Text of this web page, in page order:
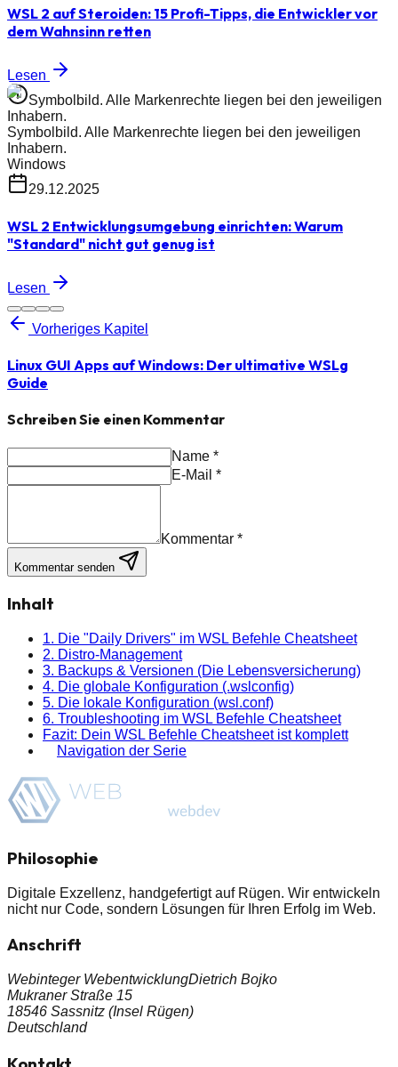
WSL 2 auf Steroiden: 15 Profi-Tipps, die Entwickler vor
dem Wahnsinn retten
Lesen
Symbolbild. Alle Markenrechte liegen bei den jeweiligen
Inhabern.
Symbolbild. Alle Markenrechte liegen bei den jeweiligen
Inhabern.
Windows
29.12.2025
WSL 2 Entwicklungsumgebung einrichten: Warum
"Standard" nicht gut genug ist
Lesen
Vorheriges Kapitel
Linux GUI Apps auf Windows: Der ultimative WSLg
Guide
Schreiben Sie einen Kommentar
Name *
E-Mail *
Kommentar *
Kommentar senden
Inhalt
1. Die "Daily Drivers" im WSL Befehle Cheatsheet
2. Distro-Management
3. Backups & Versionen (Die Lebensversicherung)
4. Die globale Konfiguration (.wslconfig)
5. Die lokale Konfiguration (wsl.conf)
6. Troubleshooting im WSL Befehle Cheatsheet
Fazit: Dein WSL Befehle Cheatsheet ist komplett
Navigation der Serie
Philosophie
Digitale Exzellenz, handgefertigt auf Rügen. Wir entwickeln
nicht nur Code, sondern Lösungen für Ihren Erfolg im Web.
Anschrift
Webinteger WebentwicklungDietrich Bojko
Mukraner Straße 15
18546 Sassnitz (Insel Rügen)
Deutschland